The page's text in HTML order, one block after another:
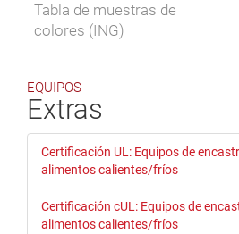
Tabla de muestras de
colores (ING)
EQUIPOS
Extras
Certificación UL: Equipos de
alimentos calientes/fríos
Certificación cUL: Equipos de
alimentos calientes/fríos